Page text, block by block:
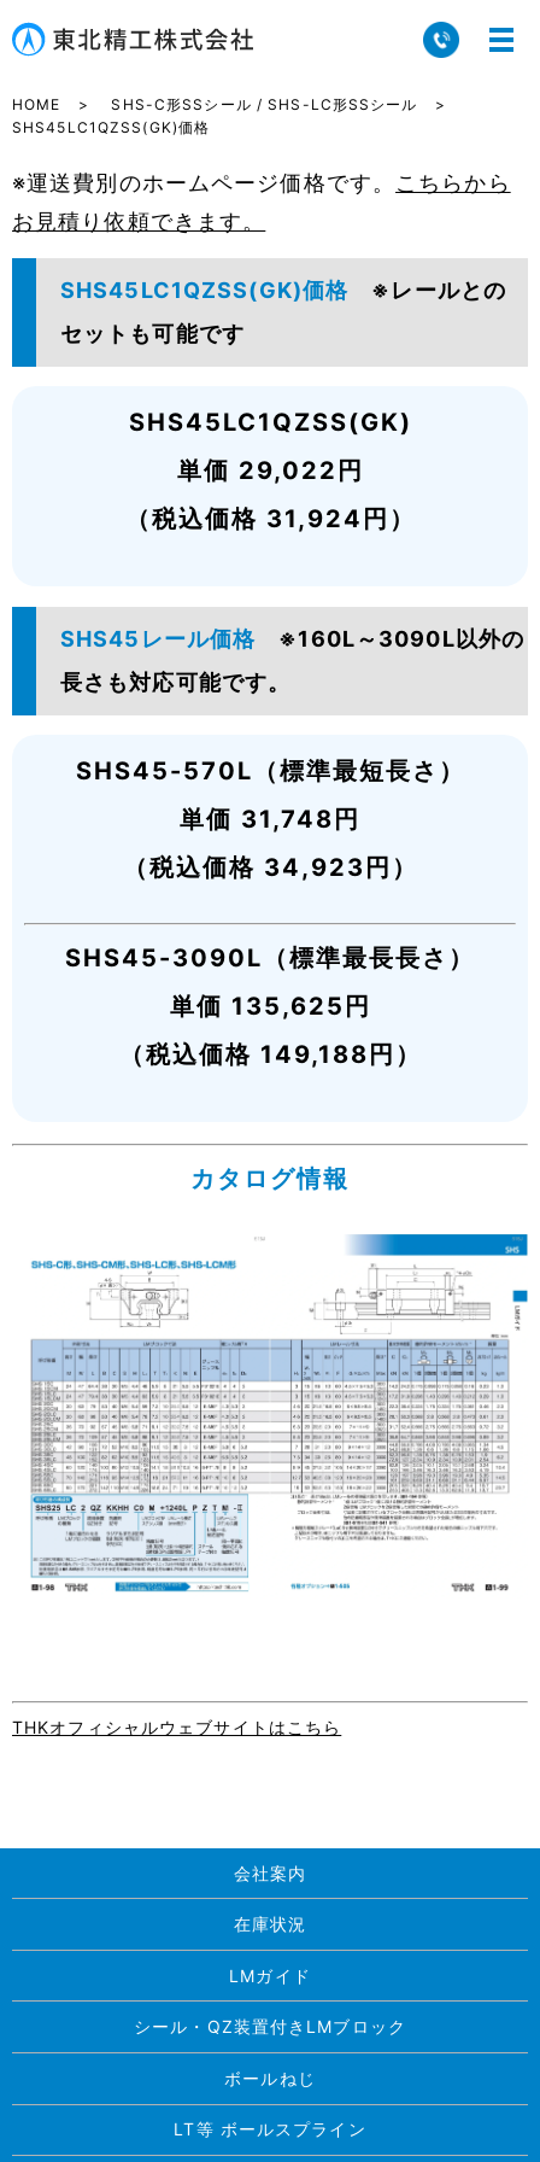
HOME
SHS-C形SSシール / SHS-LC形SSシール
SHS45LC1QZSS(GK)価格
※運送費別のホームページ価格です。 こちらから
お見積り依頼できます。
SHS45LC1QZSS(GK)価格 ※レールとの
セットも可能です
SHS45LC1QZSS(GK)
単価 29,022円
（税込価格 31,924円）
SHS45レール価格 ※160L～3090L以外の
長さも対応可能です。
SHS45-570L（標準最短長さ）
単価 31,748円
（税込価格 34,923円）
SHS45-3090L（標準最長長さ）
単価 135,625円
（税込価格 149,188円）
カタログ情報
THKオフィシャルウェブサイトはこちら
会社案内
在庫状況
LMガイド
シール・QZ装置付きLMブロック
ボールねじ
LT等 ボールスプライン